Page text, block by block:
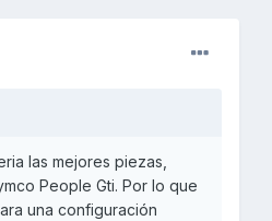
las mejores piezas,
People Gti. Por lo que
una configuración